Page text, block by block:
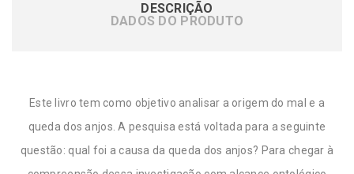
DESCRIÇÃO
DADOS DO PRODUTO
Este livro tem como objetivo analisar a origem do mal e a
queda dos anjos. A pesquisa está voltada para a seguinte
questão: qual foi a causa da queda dos anjos? Para chegar à